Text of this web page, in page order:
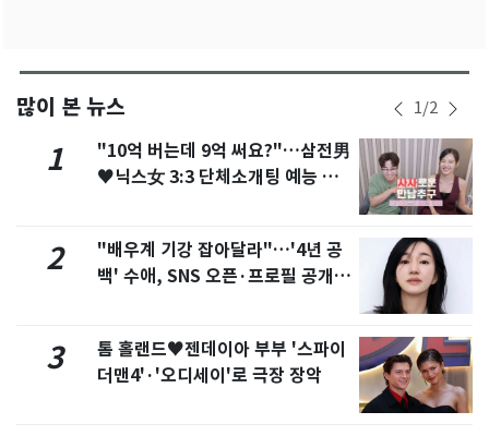
많이 본 뉴스 1/2
1
"10억 버는데 9억 써요?"…삼전男
♥닉스女 3:3 단체소개팅 예능 화
2
"배우계 기강 잡아달라"…'4년 공
백' 수애, SNS 오픈·프로필 공개
3
톰 홀랜드♥젠데이아 부부 '스파이
더맨4'·'오디세이'로 극장 장악